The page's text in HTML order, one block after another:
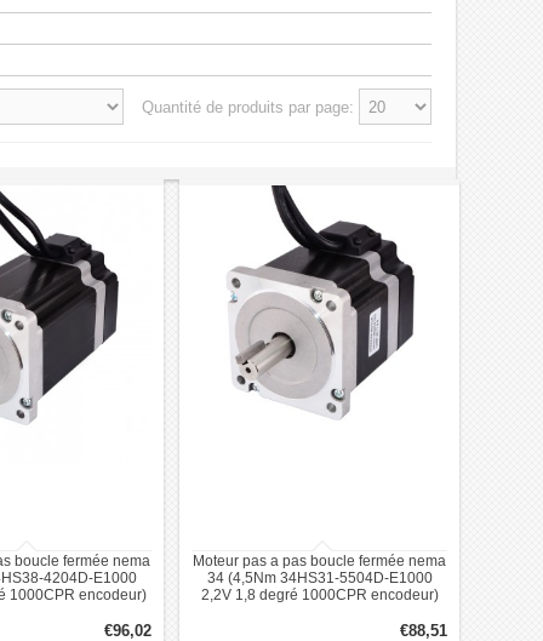
Quantité de produits par page:
boucle fermée nema
4204D-E1000
1000CPR encodeur)
€96,02
Moteur pas a pas boucle fermée nema
34 (4,5Nm 34HS31-5504D-E1000
2,2V 1,8 degré 1000CPR encodeur)
€88,51